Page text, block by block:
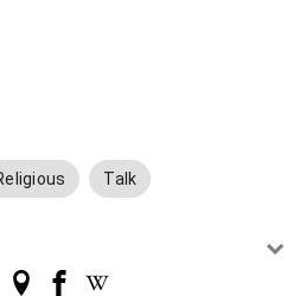
Talk